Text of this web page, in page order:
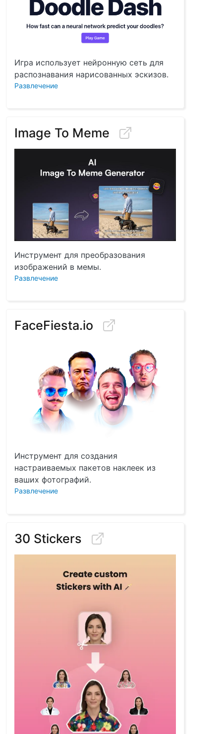
Игра использует нейронную сеть для
распознавания нарисованных эскизов.
Развлечение
Image To Meme
Инструмент для преобразования
изображений в мемы.
Развлечение
FaceFiesta.io
Инструмент для создания
настраиваемых пакетов наклеек из
ваших фотографий.
Развлечение
30 Stickers